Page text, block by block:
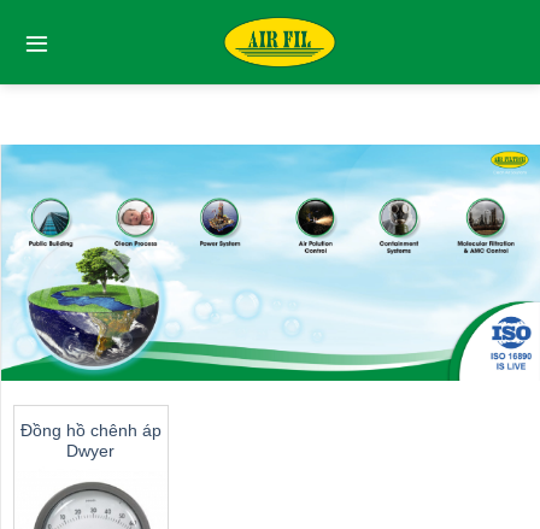
Đồng hồ chênh áp
Dwyer